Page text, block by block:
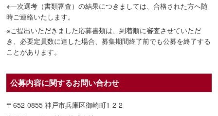
※一次選考（書類審査）の結果につきましては、合格された方へ随
時ご連絡いたします。
※ご提出いただきました応募書類は、到着順に審査させていただ
き、必要定員数に達した場合、募集期間終了前でも公募を終了する
ことがあります。
公募内容に関するお問い合わせ
〒652-0855 神戸市兵庫区御崎町1-2-2